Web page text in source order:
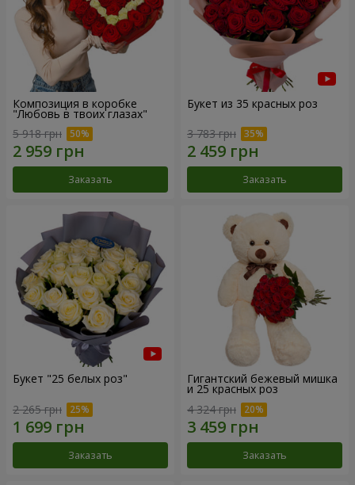
Композиция в коробке
"Любовь в твоих глазах"
5 918 грн
Заказать
Букет из 35 красных роз
3 783 грн
Заказать
Букет "25 белых роз"
2 265 грн
Заказать
Гигантский бежевый мишка
и 25 красных роз
4 324 грн
Заказать